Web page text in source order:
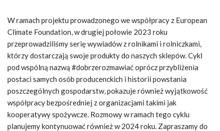
W ramach projektu prowadzonego we współpracy z European
Climate Foundation, w drugiej połowie 2023 roku
przeprowadziliśmy serię wywiadów z rolnikami i rolniczkami,
którzy dostarczają swoje produkty do naszych sklepów. Cykl
pod wspólną nazwą #dobrzerozmawiać oprócz przybliżenia
postaci samych osób producenckich i historii powstania
poszczególnych gospodarstw, pokazuje również wyjątkowość
współpracy bezpośredniej z organizacjami takimi jak
kooperatywy spożywcze. Rozmowy w ramach tego cyklu
planujemy kontynuować również w 2024 roku. Zapraszamy do